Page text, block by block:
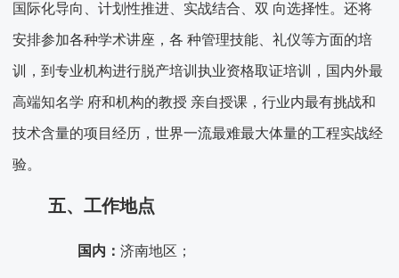
国际化导向、计划性推进、实战结合、双 向选择性。还将
安排参加各种学术讲座，各 种管理技能、礼仪等方面的培
训，到专业机构进行脱产培训执业资格取证培训，国内外最
高端知名学 府和机构的教授 亲自授课，行业内最有挑战和
技术含量的项目经历，世界一流最难最大体量的工程实战经
验。
五、工作地点
国内：济南地区；